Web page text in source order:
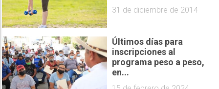
31 de diciembre de 2014
Últimos días para
inscripciones al
programa peso a peso,
en...